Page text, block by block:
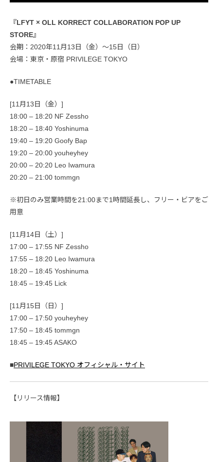
『LFYT × OLL KORRECT COLLABORATION POP UP
STORE』
会期：2020年11月13日（金）〜15日（日）
会場：東京・原宿 PRIVILEGE TOKYO
●TIMETABLE
[11月13日（金）]
18:00 – 18:20 NF Zessho
18:20 – 18:40 Yoshinuma
19:40 – 19:20 Goofy Bap
19:20 – 20:00 youheyhey
20:00 – 20:20 Leo Iwamura
20:20 – 21:00 tommgn
※初日のみ営業時間を21:00まで1時間延長し、フリー・ビアをご
用意
[11月14日（土）]
17:00 – 17:55 NF Zessho
17:55 – 18:20 Leo Iwamura
18:20 – 18:45 Yoshinuma
18:45 – 19:45 Lick
[11月15日（日）]
17:00 – 17:50 youheyhey
17:50 – 18:45 tommgn
18:45 – 19:45 ASAKO
■PRIVILEGE TOKYO オフィシャル・サイト
【リリース情報】